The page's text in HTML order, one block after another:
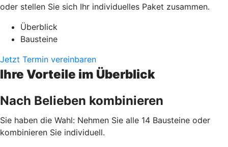
oder stellen Sie sich Ihr individuelles Paket zusammen.
Überblick
Bausteine
Jetzt Termin vereinbaren
Ihre Vorteile im Überblick
Nach Belieben kombinieren
Sie haben die Wahl: Nehmen Sie alle 14 Bausteine oder
kombinieren Sie individuell.